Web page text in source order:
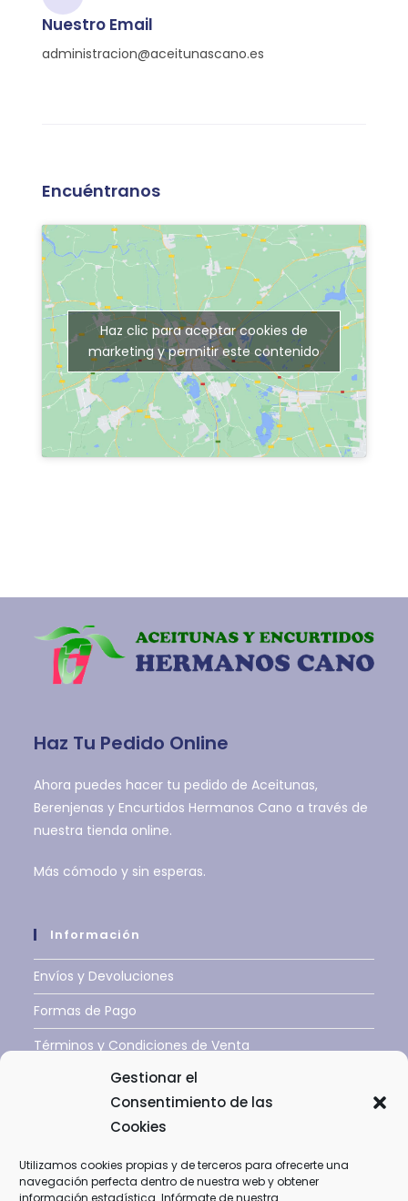
Gestionar el
Consentimiento de las
Cookies
Utilizamos cookies propias y de terceros para ofrecerte una
navegación perfecta dentro de nuestra web y obtener
información estadística. Infórmate de nuestra
Nuestro Email
administracion@aceitunascano.es
Encuéntranos
Haz clic para aceptar cookies de
marketing y permitir este contenido
Haz Tu Pedido Online
Ahora puedes hacer tu pedido de Aceitunas,
Berenjenas y Encurtidos Hermanos Cano a través de
nuestra tienda online.
Más cómodo y sin esperas.
Información
Envíos y Devoluciones
Formas de Pago
Términos y Condiciones de Venta
Protegemos Tus Datos
Aviso Legal